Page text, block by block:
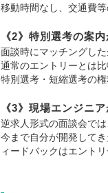
移動時間なし、交通費
《2》特別選考の案内
面談時にマッチングし
通常のエントリーとは
特別選考・短縮選考の
《3》現場エンジニ
逆求人形式の面談会で
今まで自分が開発して
ィードバックはエント